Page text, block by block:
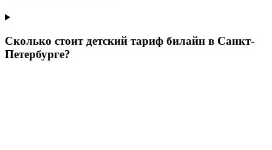
Сколько стоит детский тариф билайн в Санкт-
Петербурге?